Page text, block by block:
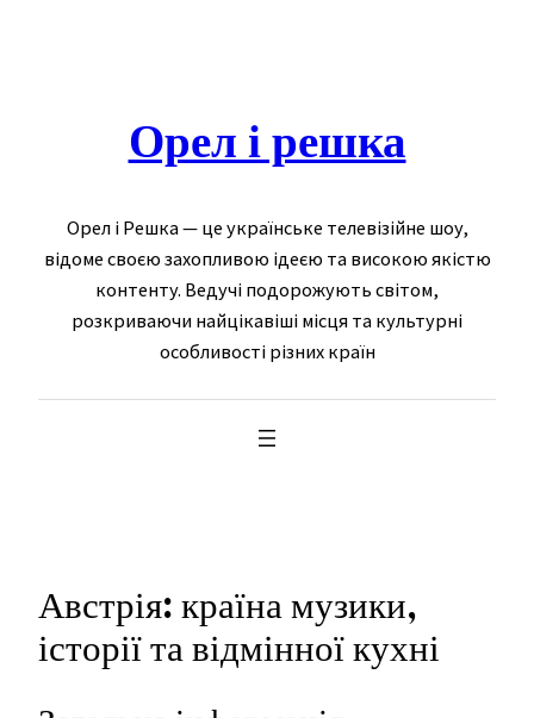
Орел і решка
Орел і Решка — це українське телевізійне шоу,
відоме своєю захопливою ідеєю та високою якістю
контенту. Ведучі подорожують світом,
розкриваючи найцікавіші місця та культурні
особливості різних країн
Австрія: країна музики,
історії та відмінної кухні